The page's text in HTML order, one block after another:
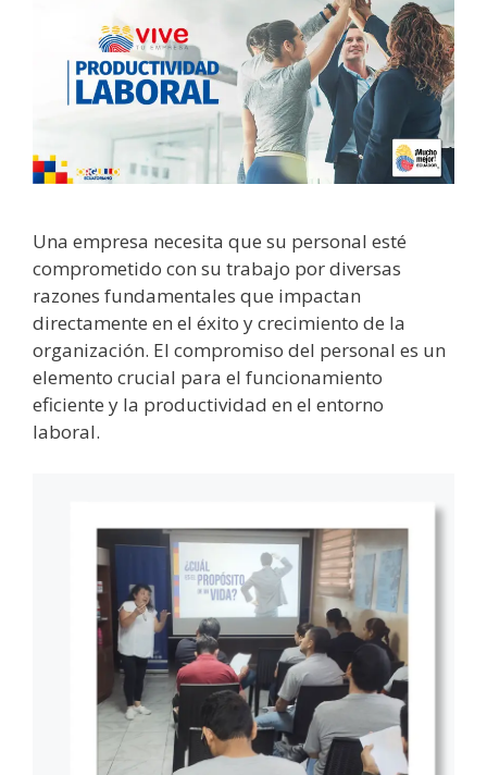
Una empresa necesita que su personal esté
comprometido con su trabajo por diversas
razones fundamentales que impactan
directamente en el éxito y crecimiento de la
organización. El compromiso del personal es un
elemento crucial para el funcionamiento
eficiente y la productividad en el entorno
laboral.